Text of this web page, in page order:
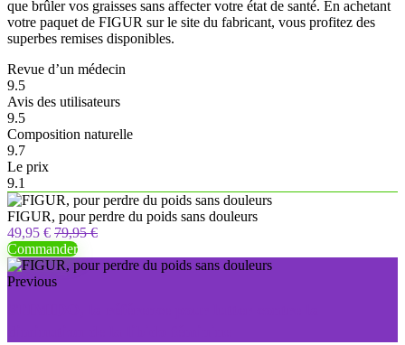
que brûler vos graisses sans affecter votre état de santé. En achetant
votre paquet de FIGUR sur le site du fabricant, vous profitez des
superbes remises disponibles.
Revue d’un médecin
9.5
Avis des utilisateurs
9.5
Composition naturelle
9.7
Le prix
9.1
FIGUR, pour perdre du poids sans douleurs
49,95 € 79,95 €
Commander
Previous